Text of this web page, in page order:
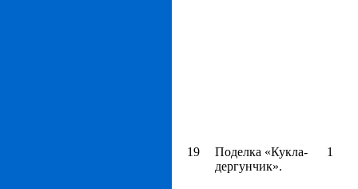
19
Поделка «Кукла-
дергунчик».
1